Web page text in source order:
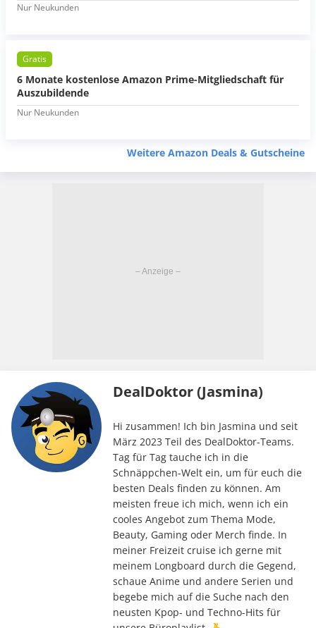
Nur Neukunden
Gratis
6 Monate kostenlose Amazon Prime-Mitgliedschaft für
Auszubildende
Nur Neukunden
Weitere Amazon Deals & Gutscheine
DealDoktor (Jasmina)
Hi zusammen! Ich bin Jasmina und seit
März 2023 Teil des DealDoktor-Teams.
Tag für Tag tauche ich in die
Schnäppchen-Welt ein, um für euch die
besten Deals finden zu können. Am
meisten freue ich mich, wenn ich ein
cooles Angebot zum Thema Mode,
Beauty, Gaming oder Merch finde. In
meiner Freizeit cruise ich gerne mit
meinem Longboard durch die Gegend,
schaue Anime und andere Serien und
begebe mich auf die Suche nach den
neusten Kpop- und Techno-Hits für